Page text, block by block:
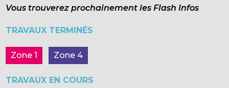
Vous trouverez prochainement les Flash Infos
TRAVAUX TERMINÉS
Zone 1 Zone 4
TRAVAUX EN COURS